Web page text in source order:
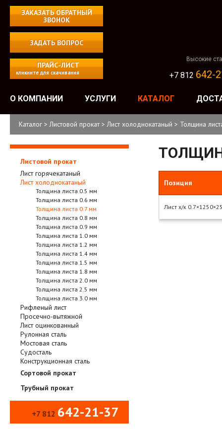
ЗАКАЗАТЬ ОБРАТНЫЙ
ЗВОНОК
ЗАДАТЬ ВОПРОС
ПРАЙС-ЛИСТ
кликните для скачивания
Высокие
+7 812 642-
О КОМПАНИИ УСЛУГИ КАТАЛОГ
Каталог >Листовой прокат >Лист холоднокатаный > Толщина
Листовой прокат
Лист горячекатаный
Лист холоднокатаный
Толщина листа 0.5 мм
Толщина листа 0.6 мм
Толщина листа 0.7 мм
Толщина листа 0.8 мм
Толщина листа 0.9 мм
Толщина листа 1.0 мм
Толщина листа 1.2 мм
Толщина листа 1.4 мм
Толщина листа 1.5 мм
Толщина листа 1.8 мм
Толщина листа 2.0 мм
Толщина листа 2.5 мм
Толщина листа 3.0 мм
Рифленый лист
Просечно-вытяжной
Лист оцинкованный
Рулонная сталь
Мостовая сталь
Судосталь
Конструкционная сталь
Сортовой прокат
Трубный прокат
+7 812 642-21-37
Позиция
Лист х/к